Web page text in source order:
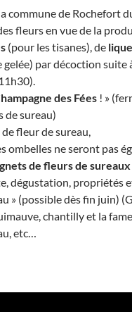
commune de Rochefort
fleurs en vue de la
(pour les tisanes), de
par décoction suite
des Fées ! »
de sureau)
fleur de sureau,
ombelles ne seront pas
de fleurs de sureaux
dégustation, propriétés
» (possible dès fin juin)
chantilly et la
etc…